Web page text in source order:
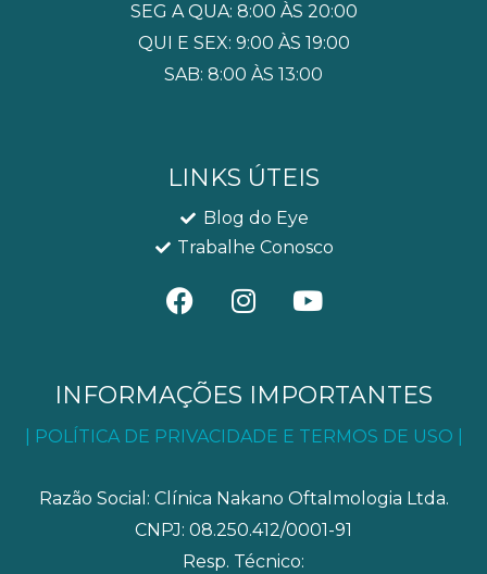
SEG A QUA: 8:00 ÀS 20:00
QUI E SEX: 9:00 ÀS 19:00
SAB: 8:00 ÀS 13:00
LINKS ÚTEIS
Blog do Eye
Trabalhe Conosco
F
a
b
o
o
I
n
a
g
r
m
Y
o
u
b
e
INFORMAÇÕES IMPORTANTES
| POLÍTICA DE PRIVACIDADE E TERMOS DE USO |
Razão Social: Clínica Nakano Oftalmologia Ltda.
CNPJ: 08.250.412/0001-91
Resp. Técnico: